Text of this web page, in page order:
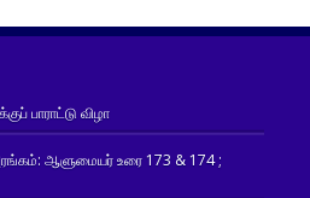
பாராட்டு விழா
ஆளுமையர் உரை 173 & 174 ;